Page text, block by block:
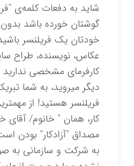
شاید به دفعات کلمه‌ی
گوشتان خورده باشد
خودتان یک فریلنسر
عکاس، نویسنده، طراح
کارفرمای مشخصی ندارید
دیگر میروید، به شما
فریلنسر هستید! از
کار، همان " خانوم/
مصداق "آزادکار" بودن
به شرکت و سازمانی به